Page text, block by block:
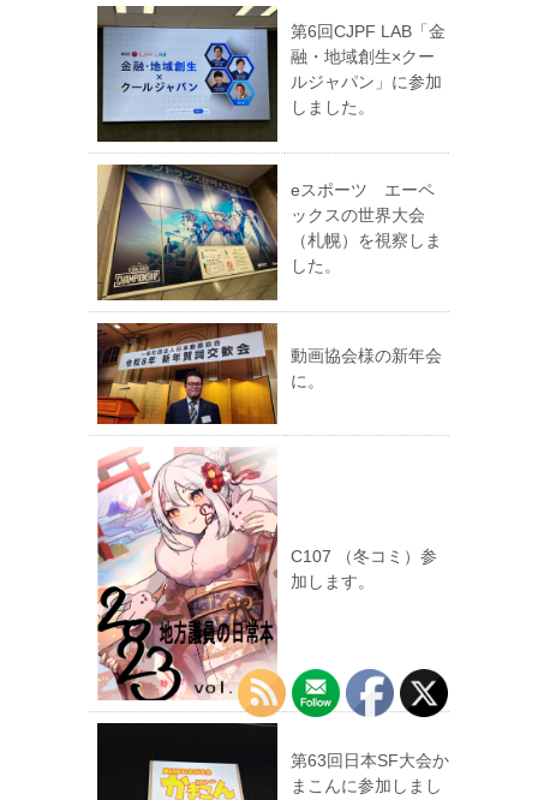
第6回CJPF LAB「金
融・地域創生×クー
ルジャパン」に参加
しました。
eスポーツ エーペ
ックスの世界大会
（札幌）を視察しま
した。
動画協会様の新年会
に。
C107 （冬コミ）参
加します。
第63回日本SF大会か
まこんに参加しまし